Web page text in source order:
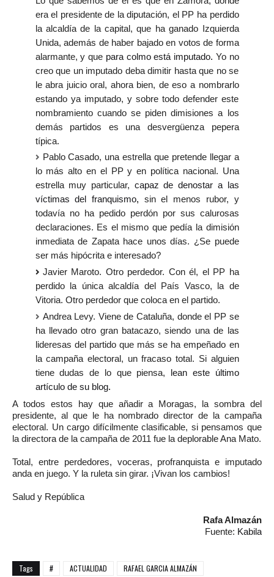
era el presidente de la diputación, el PP ha perdido
la alcaldía de la capital, que ha ganado Izquierda
Unida, además de haber bajado en votos de forma
alarmante, y que para colmo está imputado. Yo no
creo que un imputado deba dimitir hasta que no se
le abra juicio oral, ahora bien, de eso a nombrarlo
estando ya imputado, y sobre todo defender este
nombramiento cuando se piden dimisiones a los
demás partidos es una desvergüenza pepera
típica.
Pablo Casado, una estrella que pretende llegar a
lo más alto en el PP y en política nacional. Una
estrella muy particular, capaz de denostar a las
víctimas del franquismo, sin el menos rubor, y
todavía no ha pedido perdón por sus calurosas
declaraciones. Es el mismo que pedía la dimisión
inmediata de Zapata hace unos días. ¿Se puede
ser más hipócrita e interesado?
Javier Maroto. Otro perdedor. Con él, el PP ha
perdido la única alcaldía del País Vasco, la de
Vitoria. Otro perdedor que coloca en el partido.
Andrea Levy. Viene de Cataluña, donde el PP se
ha llevado otro gran batacazo, siendo una de las
lideresas del partido que más se ha empeñado en
la campaña electoral, un fracaso total. Si alguien
tiene dudas de lo que piensa, lean este último
artículo de su blog.
A todos estos hay que añadir a Moragas, la sombra del
presidente, al que le ha nombrado director de la campaña
electoral. Un cargo difícilmente clasificable, si pensamos que
la directora de la campaña de 2011 fue la deplorable Ana Mato.
Total, entre perdedores, voceras, profranquista e imputado
anda en juego. Y la ruleta sin girar. ¡Vivan los cambios!
Salud y República
Rafa Almazán
Fuente: Kabila
Tags # ACTUALIDAD RAFAEL GARCIA ALMAZÁN